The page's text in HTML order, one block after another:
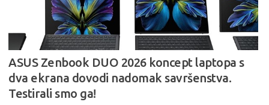
ASUS Zenbook DUO 2026 koncept laptopa s
dva ekrana dovodi nadomak savršenstva.
Testirali smo ga!